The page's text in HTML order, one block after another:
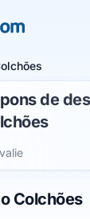
de
Colchões, de 1
Colchões